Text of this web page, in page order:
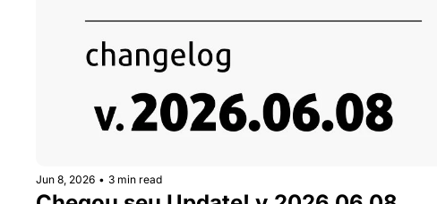
Jun 8, 2026 • 3 min read